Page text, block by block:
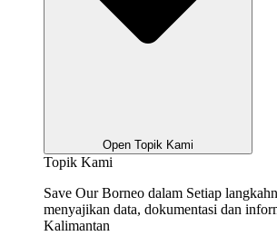
Open Topik Kami
Topik Kami
Save Our Borneo dalam Setiap
menyajikan data, dokumentasi dan
Kalimantan